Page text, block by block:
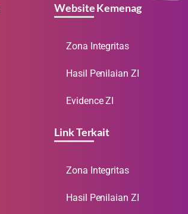
Website Kemenag
Zona Integritas
Hasil Penilaian ZI
Evidence ZI
Link Terkait
Zona Integritas
Hasil Penilaian ZI